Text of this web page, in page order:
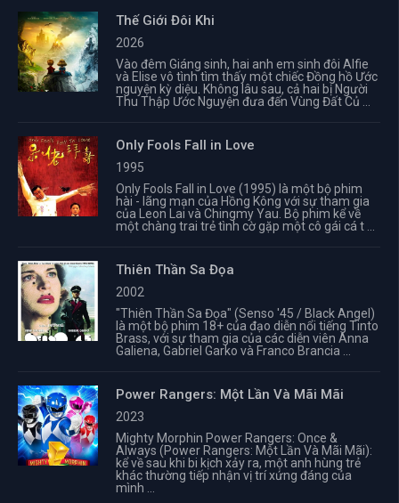
Thế Giới Đôi Khi
2026
Vào đêm Giáng sinh, hai anh em sinh đôi Alfie
và Elise vô tình tìm thấy một chiếc Đồng hồ Ước
nguyện kỳ diệu. Không lâu sau, cả hai bị Người
Thu Thập Ước Nguyện đưa đến Vùng Đất Củ ...
Only Fools Fall in Love
1995
Only Fools Fall in Love (1995) là một bộ phim
hài - lãng mạn của Hồng Kông với sự tham gia
của Leon Lai và Chingmy Yau. Bộ phim kể về
một chàng trai trẻ tình cờ gặp một cô gái cá t ...
Thiên Thần Sa Đọa
2002
"Thiên Thần Sa Đọa" (Senso '45 / Black Angel)
là một bộ phim 18+ của đạo diễn nổi tiếng Tinto
Brass, với sự tham gia của các diễn viên Anna
Galiena, Gabriel Garko và Franco Brancia ...
Power Rangers: Một Lần Và Mãi Mãi
2023
Mighty Morphin Power Rangers: Once &
Always (Power Rangers: Một Lần Và Mãi Mãi):
kể về sau khi bi kịch xảy ra, một anh hùng trẻ
khác thường tiếp nhận vị trí xứng đáng của
mình ...